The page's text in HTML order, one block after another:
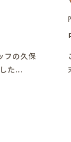
フの久保
た...